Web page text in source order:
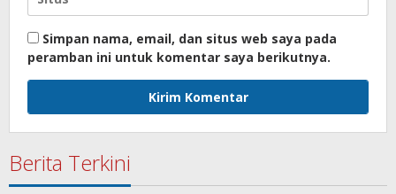
Simpan nama, email, dan situs web saya pada
peramban ini untuk komentar saya berikutnya.
Berita Terkini